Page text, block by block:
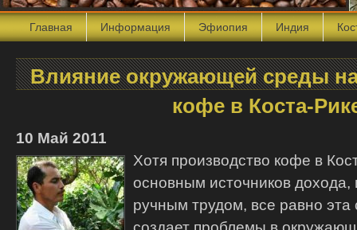
Главная Информация Эфиопия Индия
Влияние окружающей среды
кофе в Коста-
10 Май 2011
Хотя производство кофе в
основным источников дохода,
ручным трудом, все равно